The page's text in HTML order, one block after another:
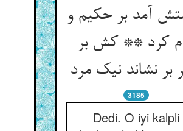
آمد بر حکیم و
کرد ** کش بر
بر نشاند نیک مرد
3185
Dedi. O iyi kalpli